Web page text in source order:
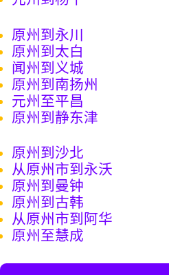
原州到永川
原州到太白
闻州到义城
原州到南扬州
元州至平昌
原州到静东津
原州到沙北
从原州市到永沃
原州到曼钟
原州到古韩
从原州市到阿华
原州至慧成